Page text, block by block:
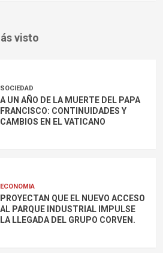
visto
SOCIEDAD
A UN AÑO DE LA MUERTE DEL PAPA
FRANCISCO: CONTINUIDADES Y
CAMBIOS EN EL VATICANO
ECONOMIA
PROYECTAN QUE EL NUEVO ACCESO
AL PARQUE INDUSTRIAL IMPULSE
LA LLEGADA DEL GRUPO CORVEN.